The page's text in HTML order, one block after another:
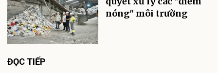
nóng" môi trường
ĐỌC TIẾP